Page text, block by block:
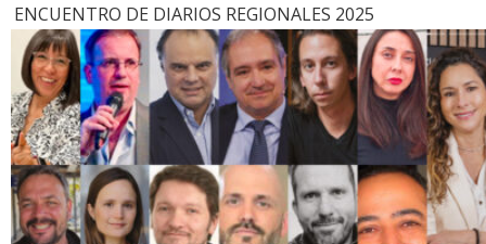
ENCUENTRO DE DIARIOS REGIONALES 2025